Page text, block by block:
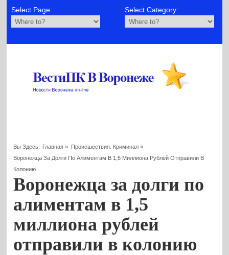
Select Page: Select Category:
Вы Здесь: Главная » Происшествия. Криминал»
Воронежца За Долги По Алиментам В 1,5 Миллиона Рублей Отправили В
Колонию
Воронежца за долги по
алиментам в 1,5
миллиона рублей
отправили в колонию